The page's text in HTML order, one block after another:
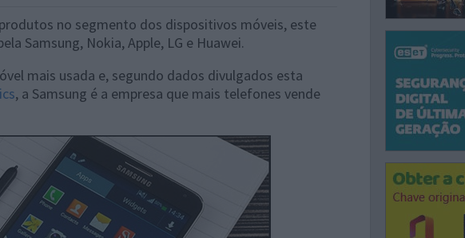
no segmento dos dispositivos móveis, este
Samsung, Nokia, Apple, LG e Huawei.
mais usada e, segundo dados divulgados esta
, a Samsung é a empresa que mais telefones vende